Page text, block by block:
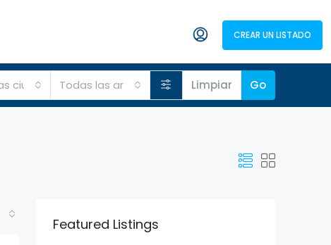
CREAR UN LISTADO
ciudadesTodas las areas Limpiar Go
Featured Listings